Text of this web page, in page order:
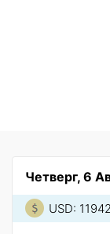
Четверг, 6
USD: